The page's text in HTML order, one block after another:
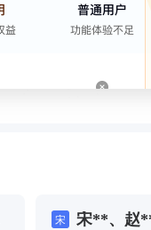
宋 宋**、赵